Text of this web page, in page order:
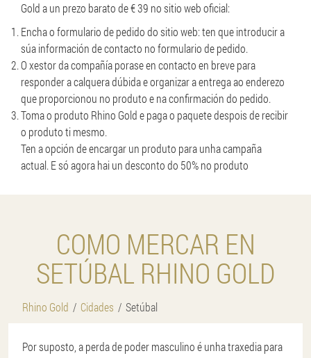
Gold a un prezo barato de € 39 no sitio web oficial:
Encha o formulario de pedido do sitio web: ten que introducir a
súa información de contacto no formulario de pedido.
O xestor da compañía porase en contacto en breve para
responder a calquera dúbida e organizar a entrega ao enderezo
que proporcionou no produto e na confirmación do pedido.
Toma o produto Rhino Gold e paga o paquete despois de recibir
o produto ti mesmo.
Ten a opción de encargar un produto para unha campaña
actual. E só agora hai un desconto do 50% no produto
COMO MERCAR EN
SETÚBAL RHINO GOLD
Rhino Gold Cidades Setúbal
Por suposto, a perda de poder masculino é unha traxedia para